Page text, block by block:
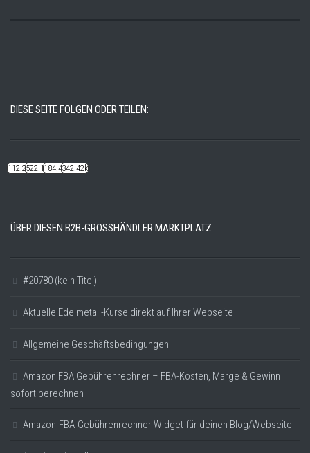
DIESE SEITE FOLGEN ODER TEILEN:
112.22k522.14k184.48k342.42k
ÜBER DIESEN B2B-GROSSHÄNDLER MARKTPLATZ
#20780 (kein Titel)
Aktuelle Edelmetall-Kurse direkt auf Ihrer Webseite
Allgemeine Geschäftsbedingungen
Amazon FBA Gebührenrechner – FBA-Kosten, Marge & Gewinn
sofort berechnen
Amazon-FBA-Gebührenrechner Widget für deinen Blog/Webseite